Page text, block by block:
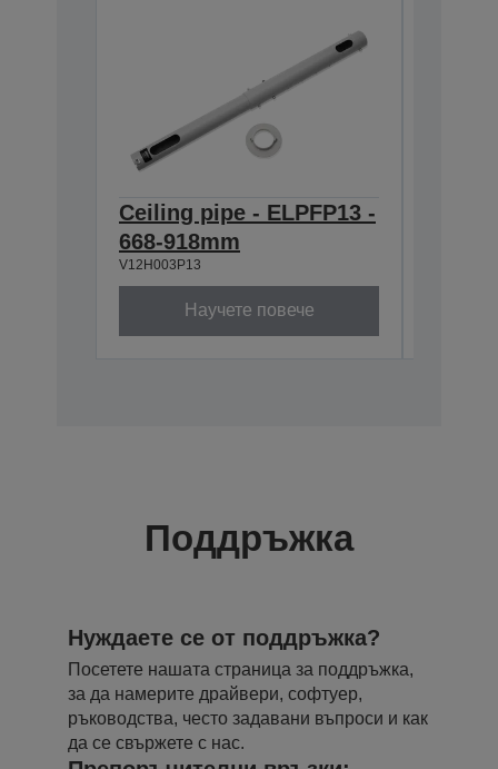
Ceiling pipe - ELPFP13 -
668-918mm
V12H003P13
Научете повече
Поддръжка
Нуждаете се от поддръжка?
Посетете нашата страница за поддръжка,
за да намерите драйвери, софтуер,
ръководства, често задавани въпроси и как
да се свържете с нас.